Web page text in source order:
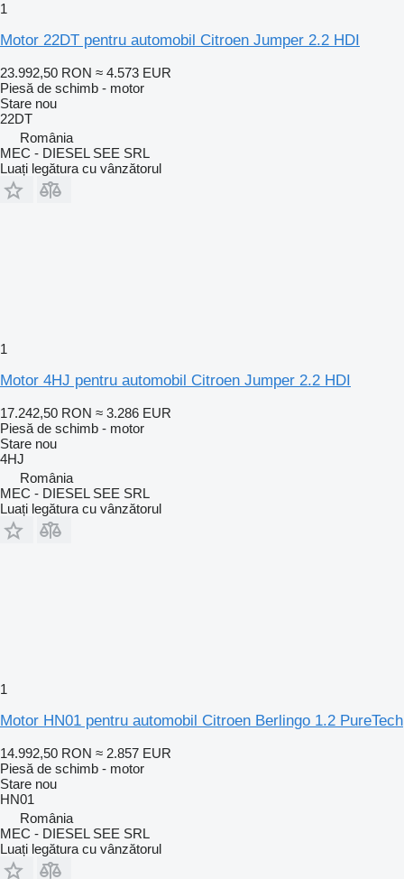
1
Motor 22DT pentru automobil Citroen Jumper 2.2 HDI
23.992,50 RON ≈ 4.573 EUR
Piesă de schimb - motor
Stare nou
22DT
România
MEC - DIESEL SEE SRL
Luați legătura cu vânzătorul
1
Motor 4HJ pentru automobil Citroen Jumper 2.2 HDI
17.242,50 RON ≈ 3.286 EUR
Piesă de schimb - motor
Stare nou
4HJ
România
MEC - DIESEL SEE SRL
Luați legătura cu vânzătorul
1
Motor HN01 pentru automobil Citroen Berlingo 1.2 PureTech
14.992,50 RON ≈ 2.857 EUR
Piesă de schimb - motor
Stare nou
HN01
România
MEC - DIESEL SEE SRL
Luați legătura cu vânzătorul